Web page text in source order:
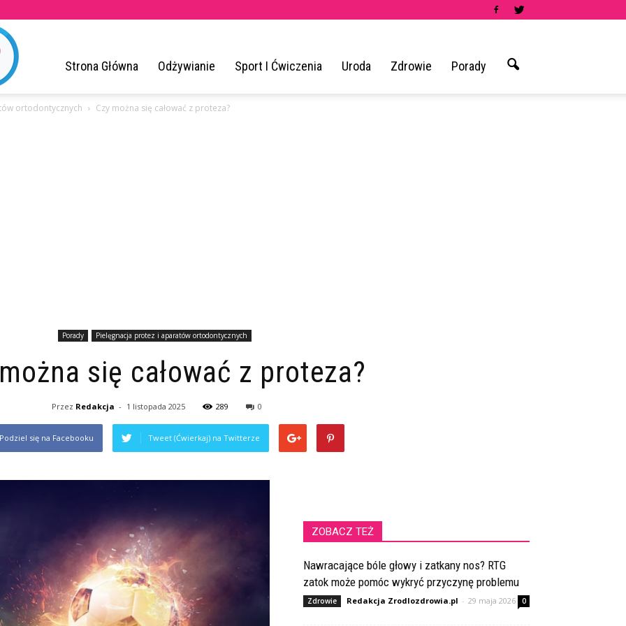
ZrodloZdrowia.pl
Strona Główna Odżywianie Sport I Ćwiczenia Uroda Zdrowie Porady
ortodontycznych Czy można się całować z proteza?
Porady Pielęgnacja protez i aparatów ortodontycznych
się całować z proteza?
Przez Redakcja - 1 listopada 2025 289 0
się na Facebooku Tweet (Ćwierkaj) na Twitterze
ZOBACZ TEŻ
Nawracające bóle głowy i zatkany nos? RTG
zatok może pomóc wykryć przyczynę problemu
Zdrowie Redakcja Zrodlozdrowia.pl - 29 maja 2026 0